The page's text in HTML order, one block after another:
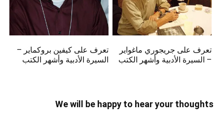
تعرف على جريجوري ماغواير
– السيرة الأدبية وأشهر الكتب
تعرف على كيفين بروكماير –
السيرة الأدبية وأشهر الكتب
We will be happy to hear your thoughts